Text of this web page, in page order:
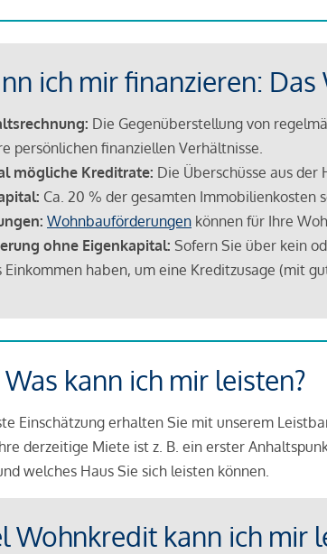
ich mir finanzieren:
Die Gegenüberstellung von
persönlichen finanziellen Verhältnisse.
mögliche Kreditrate: Die Überschüsse aus
Ca. 20 % der gesamten Immobilienkosten
Wohnbauförderungen können für Ihre
ohne Eigenkapital: Sofern Sie über kein
Einkommen haben, um eine Kreditzusage (mit
kann ich mir leisten?
Einschätzung erhalten Sie mit unserem
derzeitige Miete ist z. B. ein erster
welches Haus Sie sich leisten können.
Wohnkredit kann ich mir